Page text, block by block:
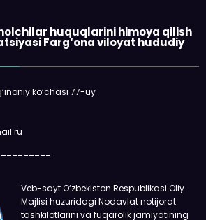
huquqlarini himoya qilish
Farg‘ona viloyat hududiy
ko‘chasi 77-uy
Veb-sayt O‘zbekiston Respublikasi Oliy
Majlisi huzuridagi Nodavlat notijorat
tashkilotlarini va fuqarolik jamiyatining